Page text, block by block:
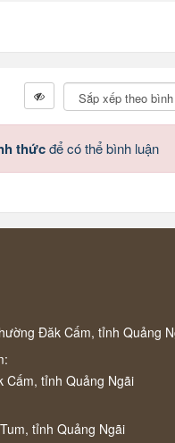
thứcđể có thể bình luận
Đăk Cấm, tỉnh Quảng
tỉnh Quảng Ngãi
tỉnh Quảng Ngãi